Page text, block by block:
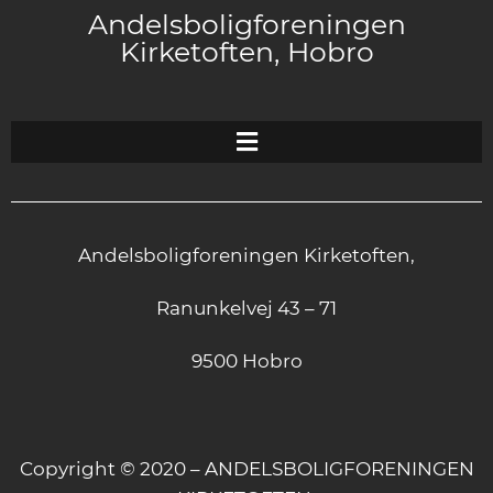
Andelsboligforeningen
Kirketoften, Hobro
Andelsboligforeningen Kirketoften,
Ranunkelvej 43 – 71
9500 Hobro
Copyright © 2020 – ANDELSBOLIGFORENINGEN